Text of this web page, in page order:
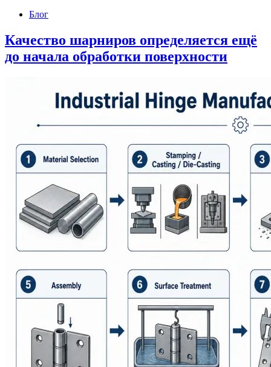
Блог
Качество шарниров определяется ещё
до начала обработки поверхности